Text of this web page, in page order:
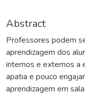
Abstract
Professores podem
aprendizagem dos
internos e externos a
apatia e pouco
aprendizagem em